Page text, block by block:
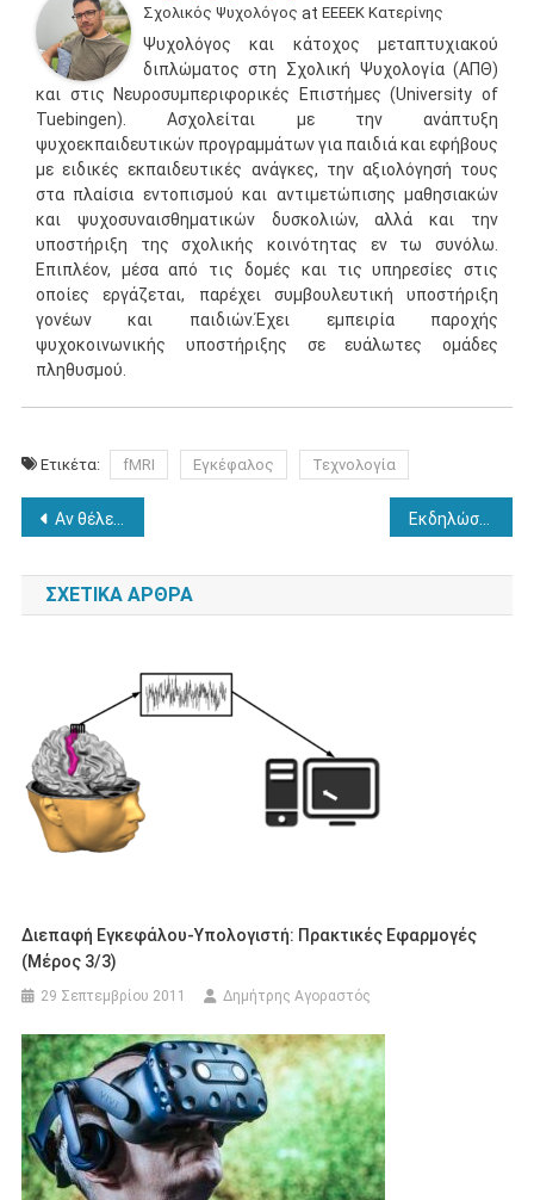
Σχολικός Ψυχολόγος at ΕΕΕΕΚ Κατερίνης
Ψυχολόγος και κάτοχος μεταπτυχιακού
διπλώματος στη Σχολική Ψυχολογία (ΑΠΘ)
και στις Νευροσυμπεριφορικές Επιστήμες (University of
Tuebingen). Ασχολείται με την ανάπτυξη
ψυχοεκπαιδευτικών προγραμμάτων για παιδιά και εφήβους
με ειδικές εκπαιδευτικές ανάγκες, την αξιολόγησή τους
στα πλαίσια εντοπισμού και αντιμετώπισης μαθησιακών
και ψυχοσυναισθηματικών δυσκολιών, αλλά και την
υποστήριξη της σχολικής κοινότητας εν τω συνόλω.
Επιπλέον, μέσα από τις δομές και τις υπηρεσίες στις
οποίες εργάζεται, παρέχει συμβουλευτική υποστήριξη
γονέων και παιδιών.Έχει εμπειρία παροχής
ψυχοκοινωνικής υποστήριξης σε ευάλωτες ομάδες
πληθυσμού.
Ετικέτα: fMRI Εγκέφαλος Τεχνολογία
Πλοήγηση
άρθρων
Αν θέλετε ψηφίστε…
ΣΧΕΤΙΚΆ ΆΡΘΡΑ
Διεπαφή Εγκεφάλου-Υπολογιστή: Πρακτικές Εφαρμογές
(Μέρος 3/3)
29 Σεπτεμβρίου 2011 Δημήτρης Αγοραστός